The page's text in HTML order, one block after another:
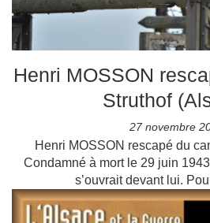
Henri MOSSON
Struthof
27 novembre
Henri MOSSON rescapé du
Condamné à mort le 29 juin
s’ouvrait devant lui.